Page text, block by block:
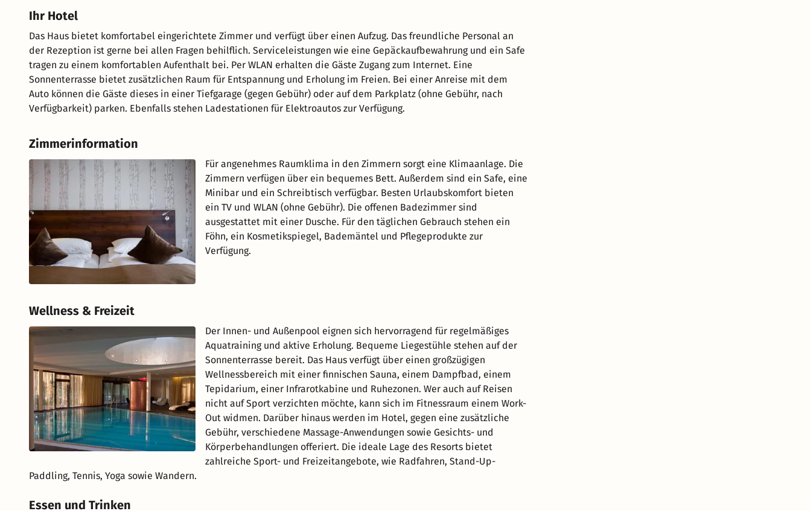
Ihr Hotel
Das Haus bietet komfortabel eingerichtete Zimmer und verfügt über einen Aufzug. Das freundliche Personal an
der Rezeption ist gerne bei allen Fragen behilflich. Serviceleistungen wie eine Gepäckaufbewahrung und ein Safe
tragen zu einem komfortablen Aufenthalt bei. Per WLAN erhalten die Gäste Zugang zum Internet. Eine
Sonnenterrasse bietet zusätzlichen Raum für Entspannung und Erholung im Freien. Bei einer Anreise mit dem
Auto können die Gäste dieses in einer Tiefgarage (gegen Gebühr) oder auf dem Parkplatz (ohne Gebühr, nach
Verfügbarkeit) parken. Ebenfalls stehen Ladestationen für Elektroautos zur Verfügung.
Zimmerinformation
Für angenehmes Raumklima in den Zimmern sorgt eine Klimaanlage. Die
Zimmern verfügen über ein bequemes Bett. Außerdem sind ein Safe, eine
Minibar und ein Schreibtisch verfügbar. Besten Urlaubskomfort bieten
ein TV und WLAN (ohne Gebühr). Die offenen Badezimmer sind
ausgestattet mit einer Dusche. Für den täglichen Gebrauch stehen ein
Föhn, ein Kosmetikspiegel, Bademäntel und Pflegeprodukte zur
Verfügung.
Wellness & Freizeit
Der Innen- und Außenpool eignen sich hervorragend für regelmäßiges
Aquatraining und aktive Erholung. Bequeme Liegestühle stehen auf der
Sonnenterrasse bereit. Das Haus verfügt über einen großzügigen
Wellnessbereich mit einer finnischen Sauna, einem Dampfbad, einem
Tepidarium, einer Infrarotkabine und Ruhezonen. Wer auch auf Reisen
nicht auf Sport verzichten möchte, kann sich im Fitnessraum einem Work-
Out widmen. Darüber hinaus werden im Hotel, gegen eine zusätzliche
Gebühr, verschiedene Massage-Anwendungen sowie Gesichts- und
Körperbehandlungen offeriert. Die ideale Lage des Resorts bietet
zahlreiche Sport- und Freizeitangebote, wie Radfahren, Stand-Up-
Paddling, Tennis, Yoga sowie Wandern.
Essen und Trinken